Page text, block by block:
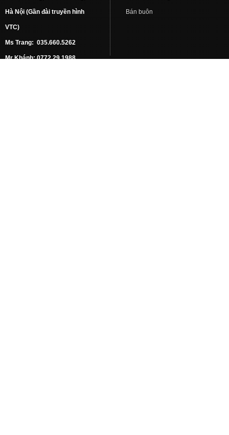
Hà Nội (Gần đài truyền hình
VTC)
Ms Trang: 035.660.5262
Mr Khánh: 0772.29.1988
Bán buôn